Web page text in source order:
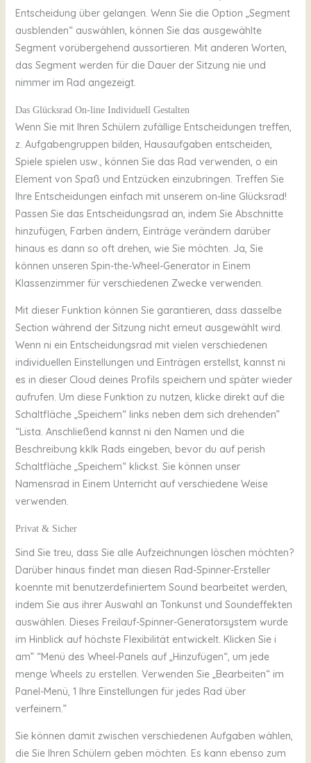
Entscheidung über gelangen. Wenn Sie die Option „Segment
ausblenden“ auswählen, können Sie das ausgewählte
Segment vorübergehend aussortieren. Mit anderen Worten,
das Segment werden für die Dauer der Sitzung nie und
nimmer im Rad angezeigt.
Das Glücksrad On-line Individuell Gestalten
Wenn Sie mit Ihren Schülern zufällige Entscheidungen treffen,
z. Aufgabengruppen bilden, Hausaufgaben entscheiden,
Spiele spielen usw., können Sie das Rad verwenden, o ein
Element von Spaß und Entzücken einzubringen. Treffen Sie
Ihre Entscheidungen einfach mit unserem on-line Glücksrad!
Passen Sie das Entscheidungsrad an, indem Sie Abschnitte
hinzufügen, Farben ändern, Einträge verändern darüber
hinaus es dann so oft drehen, wie Sie möchten. Ja, Sie
können unseren Spin-the-Wheel-Generator in Einem
Klassenzimmer für verschiedenen Zwecke verwenden.
Mit dieser Funktion können Sie garantieren, dass dasselbe
Section während der Sitzung nicht erneut ausgewählt wird.
Wenn ni ein Entscheidungsrad mit vielen verschiedenen
individuellen Einstellungen und Einträgen erstellst, kannst ni
es in dieser Cloud deines Profils speichern und später wieder
aufrufen. Um diese Funktion zu nutzen, klicke direkt auf die
Schaltfläche „Speichern“ links neben dem sich drehenden”
“Lista. Anschließend kannst ni den Namen und die
Beschreibung kklk Rads eingeben, bevor du auf perish
Schaltfläche „Speichern“ klickst. Sie können unser
Namensrad in Einem Unterricht auf verschiedene Weise
verwenden.
Privat & Sicher
Sind Sie treu, dass Sie alle Aufzeichnungen löschen möchten?
Darüber hinaus findet man diesen Rad-Spinner-Ersteller
koennte mit benutzerdefiniertem Sound bearbeitet werden,
indem Sie aus ihrer Auswahl an Tonkunst und Soundeffekten
auswählen. Dieses Freilauf-Spinner-Generatorsystem wurde
im Hinblick auf höchste Flexibilität entwickelt. Klicken Sie i
am” “Menü des Wheel-Panels auf „Hinzufügen“, um jede
menge Wheels zu erstellen. Verwenden Sie „Bearbeiten“ im
Panel-Menü, 1 Ihre Einstellungen für jedes Rad über
verfeinern.”
Sie können damit zwischen verschiedenen Aufgaben wählen,
die Sie Ihren Schülern geben möchten. Es kann ebenso zum